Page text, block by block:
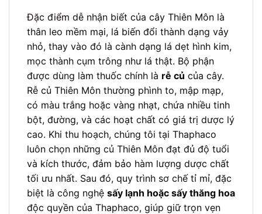
Đặc điểm dễ nhận biết của cây Thiên Môn là
thân leo mềm mại, lá biến đổi thành dạng vảy
nhỏ, thay vào đó là cành dạng lá dẹt hình kim,
mọc thành cụm trông như lá thật. Bộ phận
được dùng làm thuốc chính là rễ củ của cây.
Rễ củ Thiên Môn thường phình to, mập mạp,
có màu trắng hoặc vàng nhạt, chứa nhiều tinh
bột, đường, và các hoạt chất có giá trị dược lý
cao. Khi thu hoạch, chúng tôi tại Thaphaco
luôn chọn những củ Thiên Môn đạt đủ độ tuổi
và kích thước, đảm bảo hàm lượng dược chất
tối ưu nhất. Sau đó, quy trình sơ chế tỉ mỉ, đặc
biệt là công nghệ sấy lạnh hoặc sấy thăng hoa
độc quyền của Thaphaco, giúp giữ trọn vẹn